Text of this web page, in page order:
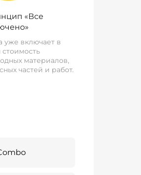
«Все
уже включает в
стоимость
материалов,
частей и работ.